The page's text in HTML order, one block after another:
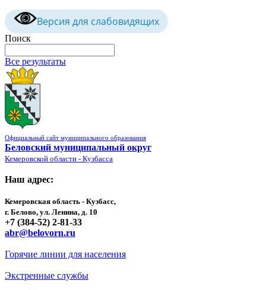
Версия для слабовидящих
Поиск
Все результаты
Официальный сайт муниципального образования
Беловский муниципальный округ
Кемеровской области - Кузбасса
Наш адрес:
Кемеровская область - Кузбасс,
г. Белово, ул. Ленина, д. 10
+7 (384-52) 2-81-33
abr@belovorn.ru
Горячие линии для населения
Экстренные службы